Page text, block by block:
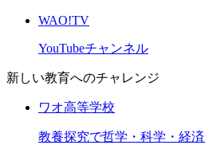
WAO!TV
YouTubeチャンネル
新しい教育へのチャレンジ
ワオ高等学校
教養探究で哲学・科学・経